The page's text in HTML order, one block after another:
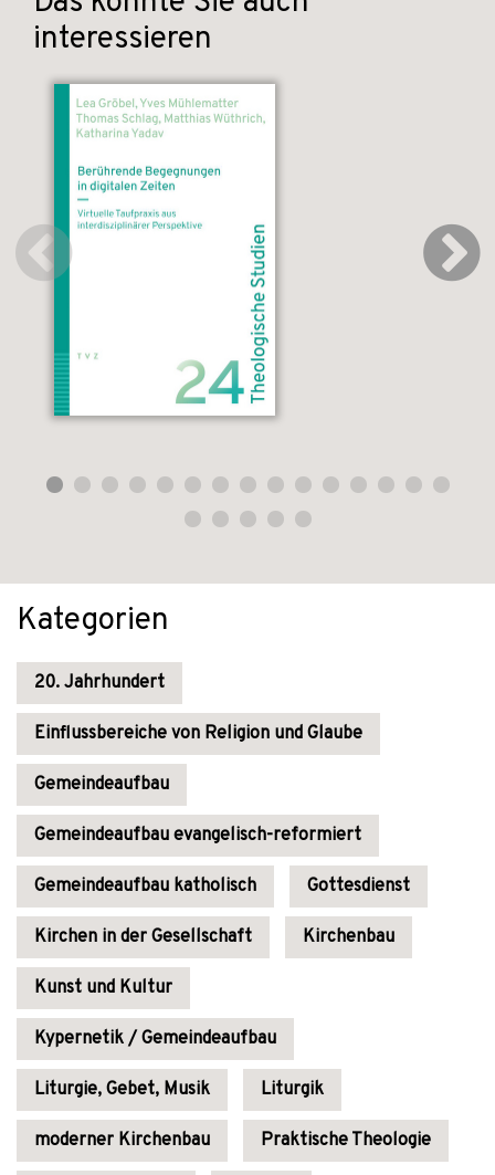
interessieren
Kategorien
20. Jahrhundert
Einflussbereiche von Religion und Glaube
Gemeindeaufbau
Gemeindeaufbau evangelisch-reformiert
Gemeindeaufbau katholisch Gottesdienst
Kirchen in der Gesellschaft Kirchenbau
Kunst und Kultur
Kypernetik / Gemeindeaufbau
Liturgie, Gebet, Musik Liturgik
moderner Kirchenbau Praktische Theologie